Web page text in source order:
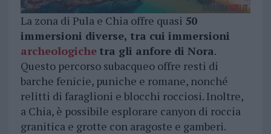
La zona di Pula e Chia offre quasi 50
immersioni diverse, tra cui immersioni
archeologiche tra gli anfore di Nora.
Questo percorso subacqueo offre resti di
barche fenicie, puniche e romane, nonché
relitti di faraglioni e blocchi rocciosi. Inoltre,
a Chia, è possibile esplorare canyon di roccia
granitica e grotte con aragoste e gamberi.